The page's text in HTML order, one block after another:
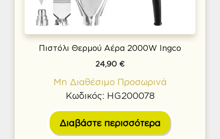
Πιστόλι Θερμού Αέρα 2000W Ingco
24,90 €
Μη Διαθέσιμο Προσωρινά
Κωδικός: HG200078
Διαβάστε περισσότερα